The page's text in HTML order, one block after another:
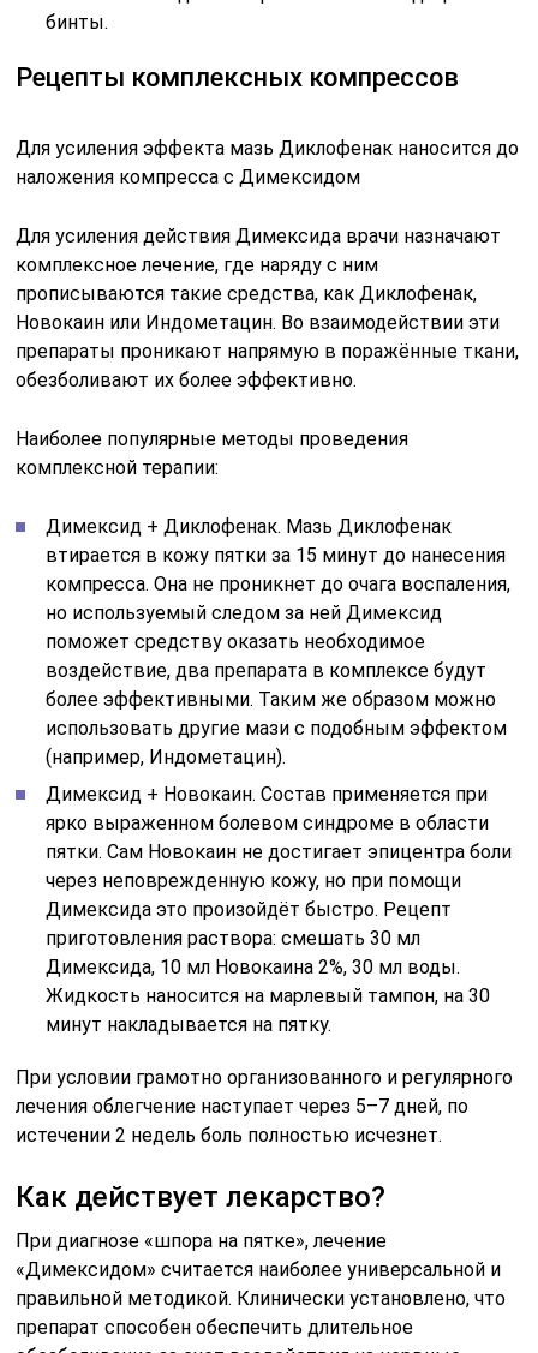
бинты.
Рецепты комплексных компрессов
Для усиления эффекта мазь Диклофенак наносится до
наложения компресса с Димексидом
Для усиления действия Димексида врачи назначают
комплексное лечение, где наряду с ним
прописываются такие средства, как Диклофенак,
Новокаин или Индометацин. Во взаимодействии эти
препараты проникают напрямую в поражённые ткани,
обезболивают их более эффективно.
Наиболее популярные методы проведения
комплексной терапии:
Димексид + Диклофенак. Мазь Диклофенак
втирается в кожу пятки за 15 минут до нанесения
компресса. Она не проникнет до очага воспаления,
но используемый следом за ней Димексид
поможет средству оказать необходимое
воздействие, два препарата в комплексе будут
более эффективными. Таким же образом можно
использовать другие мази с подобным эффектом
(например, Индометацин).
Димексид + Новокаин. Состав применяется при
ярко выраженном болевом синдроме в области
пятки. Сам Новокаин не достигает эпицентра боли
через неповрежденную кожу, но при помощи
Димексида это произойдёт быстро. Рецепт
приготовления раствора: смешать 30 мл
Димексида, 10 мл Новокаина 2%, 30 мл воды.
Жидкость наносится на марлевый тампон, на 30
минут накладывается на пятку.
При условии грамотно организованного и регулярного
лечения облегчение наступает через 5–7 дней, по
истечении 2 недель боль полностью исчезнет.
Как действует лекарство?
При диагнозе «шпора на пятке», лечение
«Димексидом» считается наиболее универсальной и
правильной методикой. Клинически установлено, что
препарат способен обеспечить длительное